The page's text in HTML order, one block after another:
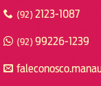
(92) 2123-1087
(92) 99226-1239